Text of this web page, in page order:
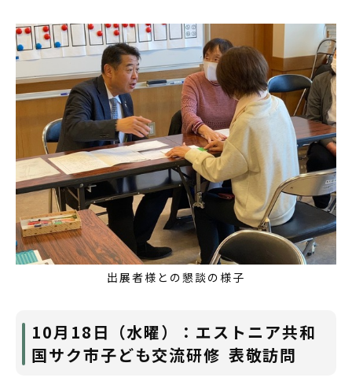
出展者様との懇談の様子
10月18日（水曜）：エストニア共和
国サク市子ども交流研修 表敬訪問